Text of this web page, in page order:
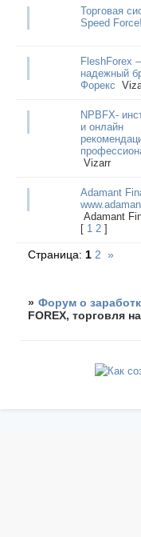
Торговая
Speed Force!
FleshForex
надежный
Форекс
NPBFX-
и онлайн
Vizarr
Adamant
Adamant
[ 1 2 ]
Страница:1 2 »
» Форум о
FOREX, торговля